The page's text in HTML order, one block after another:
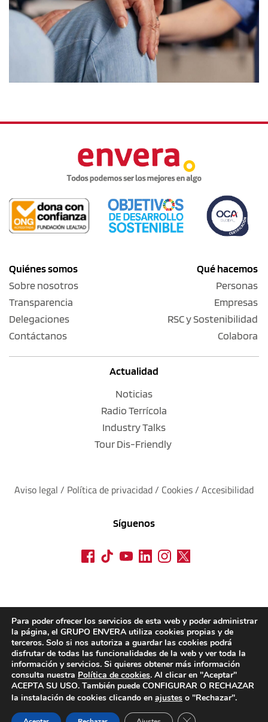
Quiénes somos
Sobre nosotros
Transparencia
Delegaciones
Contáctanos
Qué hacemos
Personas
Empresas
RSC y Sostenibilidad
Colabora
Actualidad
Noticias
Radio Terrícola
Industry Talks
Tour Dis-Friendly
Aviso legal / Política de privacidad / Cookies / Accesibilidad
Síguenos
Para poder ofrecer los servicios de esta web y poder administrar
la página, el GRUPO ENVERA utiliza cookies propias y de
terceros. Solo si nos autoriza a guardar las cookies podrá
disfrutar de todas las funcionalidades de la web y ver toda la
información y servicios. Si quieres obtener más información
consulta nuestra Política de cookies. Al clicar en "Aceptar"
ACEPTA SU USO. También puede CONFIGURAR O RECHAZAR
la instalación de cookies clicando en ajustes o "Rechazar".
CERRAR EL